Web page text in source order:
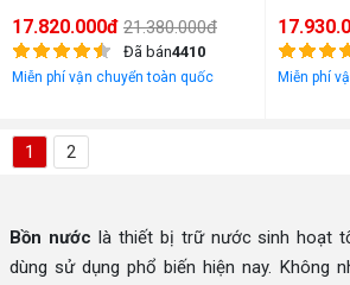
17.820.000đ 21.380.000đ
Đã bán4410
Miễn phí vận chuyển toàn quốc Miễn phí
1 2
Bồn nước là thiết bị trữ nước sinh hoạt
dùng sử dụng phổ biến hiện nay. Không